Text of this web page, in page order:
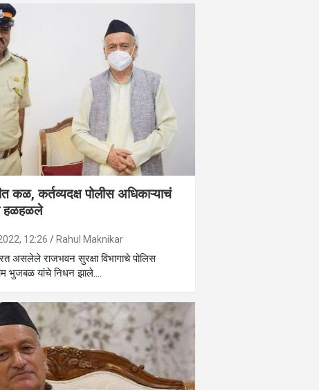
कळ, कर्तव्यदक्ष पोलीस अधिकाऱ्याचं
हळहळले
12:26 Rahul Maknikar
असलेले राजभवन सुरक्षा विभागाचे पोलिस
भुजबळ यांचे निधन झाले.…